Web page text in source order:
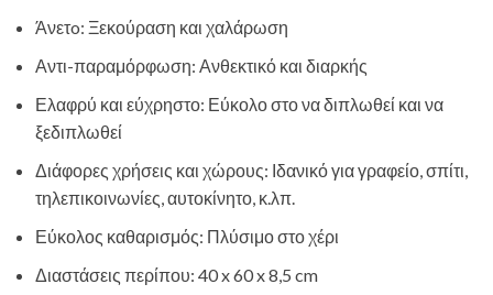
Άνετo: Ξεκούραση και χαλάρωση
Αντι-παραμόρφωση: Ανθεκτικό και διαρκής
Ελαφρύ και εύχρηστο: Εύκολο στο να διπλωθεί και να
ξεδιπλωθεί
Διάφορες χρήσεις και χώρους: Ιδανικό για γραφείο, σπίτι,
τηλεπικοινωνίες, αυτοκίνητο, κ.λπ.
Εύκολος καθαρισμός: Πλύσιμο στο χέρι
Διαστάσεις περίπου: 40 x 60 x 8,5 cm